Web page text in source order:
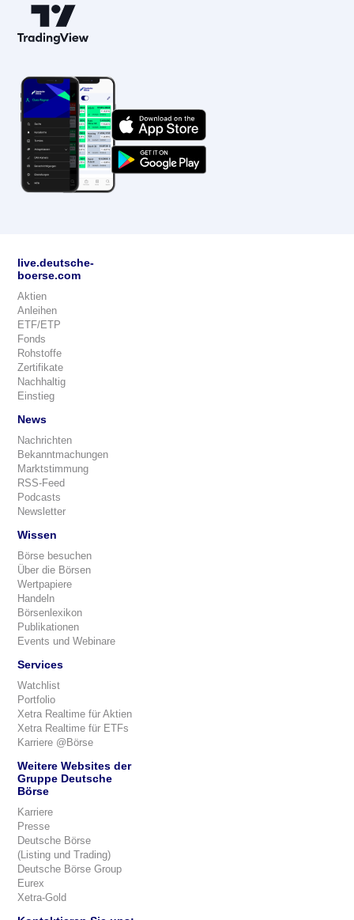
live.deutsche-
boerse.com
Aktien
Anleihen
ETF/ETP
Fonds
Rohstoffe
Zertifikate
Nachhaltig
Einstieg
News
Nachrichten
Bekanntmachungen
Marktstimmung
RSS-Feed
Podcasts
Newsletter
Wissen
Börse besuchen
Über die Börsen
Wertpapiere
Handeln
Börsenlexikon
Publikationen
Events und Webinare
Services
Watchlist
Portfolio
Xetra Realtime für Aktien
Xetra Realtime für ETFs
Karriere @Börse
Weitere Websites der
Gruppe Deutsche
Börse
Karriere
Presse
Deutsche Börse
(Listing und Trading)
Deutsche Börse Group
Eurex
Xetra-Gold